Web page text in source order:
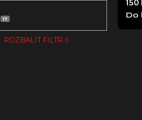
17
ROZBALIT FILTR
150
Do